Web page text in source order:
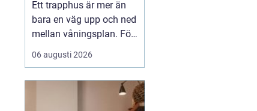
trygga och
trivsamma trapphus
Ett trapphus är mer än
bara en väg upp och ned
mellan våningsplan. För
många boende är det
den första kontakten
lång dag. För besökare
ger det en snabb känsla
06 augusti 2026